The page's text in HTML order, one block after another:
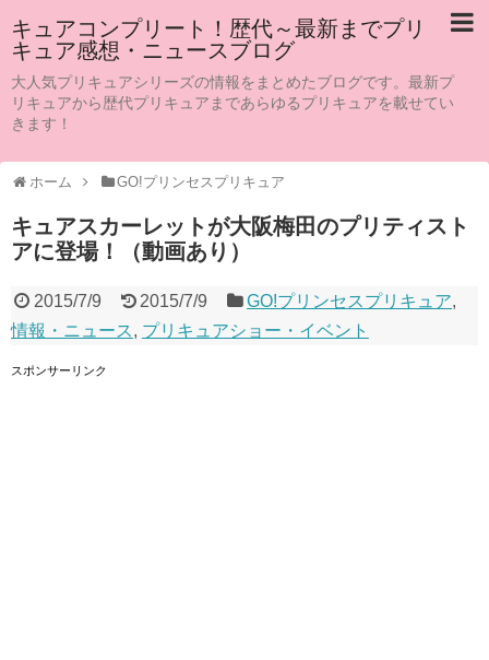
キュアコンプリート！歴代～最新までプリ
キュア感想・ニュースブログ
大人気プリキュアシリーズの情報をまとめたブログです。最新プ
リキュアから歴代プリキュアまであらゆるプリキュアを載せてい
きます！
ホーム GO!プリンセスプリキュア
キュアスカーレットが大阪梅田のプリティスト
アに登場！（動画あり）
2015/7/9 2015/7/9 GO!プリンセスプリキュア,
情報・ニュース, プリキュアショー・イベント
スポンサーリンク